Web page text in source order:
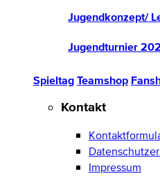
Jugendkonzept/
Jugendturnier
Spieltag Teamshop
Kontakt
Impressum